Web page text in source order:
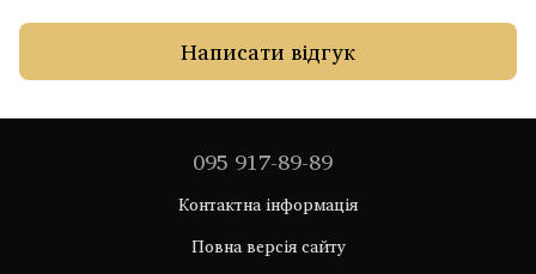
Написати відгук
095 917-89-89
Контактна інформація
Повна версія сайту